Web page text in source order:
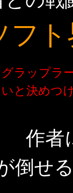
フ
グラップラ
と決めつ
作者
倒せ